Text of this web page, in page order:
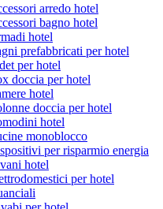
arredo hotel
bagno hotel
hotel
prefabbricati per hotel
per hotel
doccia per hotel
hotel
doccia per hotel
hotel
monoblocco
per risparmio energia
hotel
per hotel